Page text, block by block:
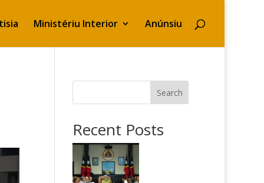
Ministériu Interior Anúnsiu
Search
Recent Posts